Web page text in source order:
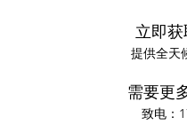
立即
提供全天
需要更
致电：